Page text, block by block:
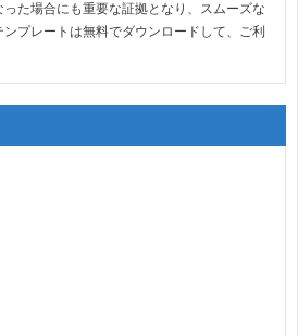
た場合にも重要な証拠となり、スムーズな
プレートは無料でダウンロードして、ご利